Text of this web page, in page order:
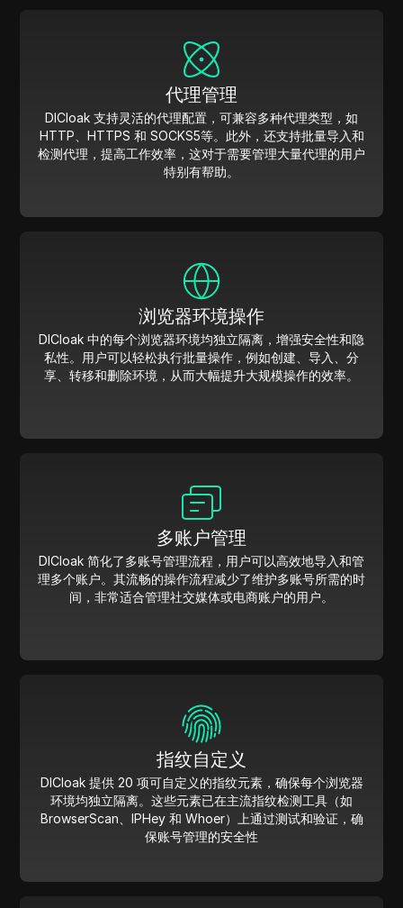
代理管理
DICloak 支持灵活的代理配置，可兼容多种代理类型，如
HTTP、HTTPS 和 SOCKS5等。此外，还支持批量导入和
检测代理，提高工作效率，这对于需要管理大量代理的用户
特别有帮助。
浏览器环境操作
DICloak 中的每个浏览器环境均独立隔离，增强安全性和隐
私性。用户可以轻松执行批量操作，例如创建、导入、分
享、转移和删除环境，从而大幅提升大规模操作的效率。
多账户管理
DICloak 简化了多账号管理流程，用户可以高效地导入和管
理多个账户。其流畅的操作流程减少了维护多账号所需的时
间，非常适合管理社交媒体或电商账户的用户。
指纹自定义
DICloak 提供 20 项可自定义的指纹元素，确保每个浏览器
环境均独立隔离。这些元素已在主流指纹检测工具（如
BrowserScan、IPHey 和 Whoer）上通过测试和验证，确
保账号管理的安全性